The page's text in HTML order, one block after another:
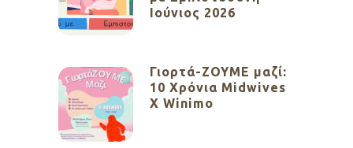
Ιούνιος 2026
Γιορτά-ΖΟΥΜΕ μαζί:
10 Χρόνια Midwives
X Winimo